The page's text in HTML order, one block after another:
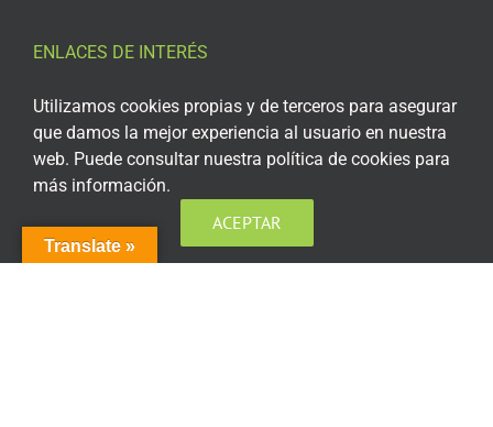
ENLACES DE INTERÉS
Aviso Legal
Política de privacidad
Política de privacidad Redes Sociales
Política de cookies
Translate »
Utilizamos cookies propias y de terceros para asegurar
que damos la mejor experiencia al usuario en nuestra
web. Puede consultar nuestra política de cookies para
más información.
ACEPTAR